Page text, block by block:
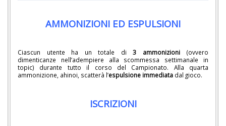
AMMONIZIONI ED ESPULSIONI
Ciascun utente ha un totale di 3 ammonizioni (ovvero
dimenticanze nell’adempiere alla scommessa settimanale in
topic) durante tutto il corso del Campionato. Alla quarta
ammonizione, ahinoi, scatterà l’espulsione immediata dal gioco.
ISCRIZIONI